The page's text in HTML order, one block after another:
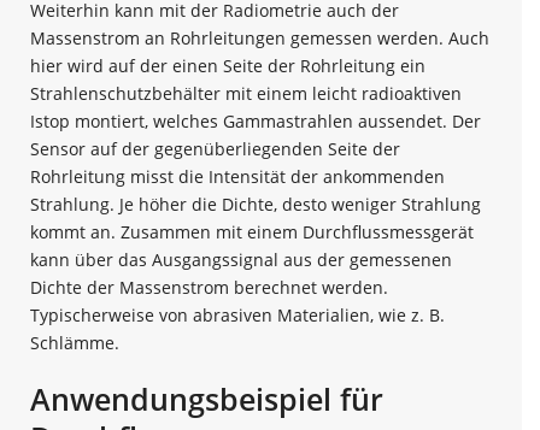
Weiterhin kann mit der Radiometrie auch der
Massenstrom an Rohrleitungen gemessen werden. Auch
hier wird auf der einen Seite der Rohrleitung ein
Strahlenschutzbehälter mit einem leicht radioaktiven
Istop montiert, welches Gammastrahlen aussendet. Der
Sensor auf der gegenüberliegenden Seite der
Rohrleitung misst die Intensität der ankommenden
Strahlung. Je höher die Dichte, desto weniger Strahlung
kommt an. Zusammen mit einem Durchflussmessgerät
kann über das Ausgangssignal aus der gemessenen
Dichte der Massenstrom berechnet werden.
Typischerweise von abrasiven Materialien, wie z. B.
Schlämme.
Anwendungsbeispiel für